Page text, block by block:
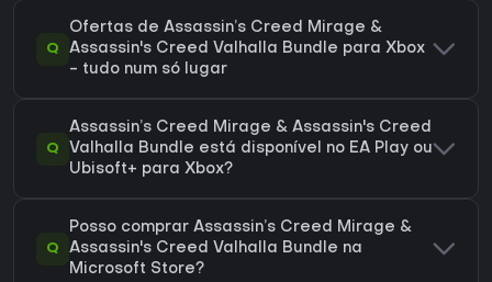
Q
Ofertas de Assassin’s Creed Mirage &
Assassin's Creed Valhalla Bundle para Xbox
- tudo num só lugar
Q
Assassin’s Creed Mirage & Assassin's Creed
Valhalla Bundle está disponível no EA Play ou
Ubisoft+ para Xbox?
Q
Posso comprar Assassin’s Creed Mirage &
Assassin's Creed Valhalla Bundle na
Microsoft Store?